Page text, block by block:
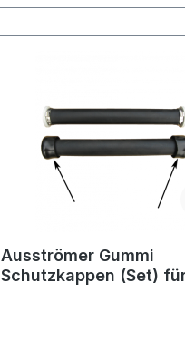
Ausströmer Gummi
Schutzkappen (Set)